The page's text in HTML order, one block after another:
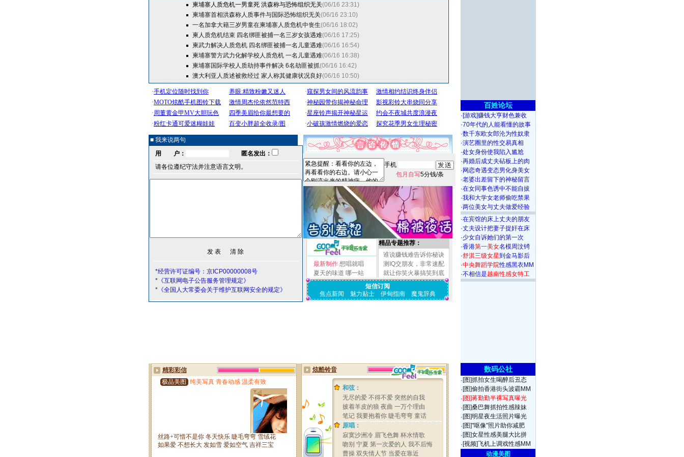
柬埔寨人质危机一男童死 洪森称与恐怖组织无关(06/16 23:31)
柬埔寨首相洪森称人质事件与国际恐怖组织无关(06/16 23:10)
一名加拿大籍三岁男童在柬埔寨人质危机中丧生(06/16 18:02)
柬人质危机结束 四名绑匪被捕一名三岁女孩遇难(06/16 17:25)
柬武力解决人质危机 四名绑匪被捕一名儿童遇难(06/16 16:54)
柬埔寨警方武力化解学校人质危机 一名儿童遇难(06/16 16:38)
柬埔寨国际学校人质劫持事件解决 6名劫匪被抓(06/16 16:42)
澳大利亚人质述被救经过 家人称其健康状况良好(06/16 10:50)
■ 我来说两句
用 户：
匿名发出：
请各位遵纪守法并注意语言文明。
*经营许可证编号：京ICP00000008号
*《互联网电子公告服务管理规定》
*《全国人大常委会关于维护互联网安全的规定》
手机
包月自写5分钱/条
最新制作 想唱就唱
夏天的味道 哪一站
精品专题推荐：
谁说赚钱难告诉你秘诀
测IQ交朋友，非常速配
就让你笑火暴搞笑到底
短信订阅
焦点新闻
魅力贴士 伊甸指南 魔鬼辞典
百姓论坛
· [游戏]赚钱大亨财色兼收
·70年代的人能看懂的故事
·数千东欧女郎沦为性奴隶
·演艺圈里的性交易真相
·处女身份使我陷入尴尬
·再婚后成丈夫砧板上的肉
· 网恋奇遇变态男化身美女
·老婆出差留下的神秘留言
·在女同事色诱中不能自拔
·我和大学女老师偷吃禁果
·两位美女与丈夫做爱经验
·在宾馆的床上丈夫的朋友
·丈夫设计把妻子捉奸在床
·少女自诉她们的第一次
·香港第一美女名模周汶锜
·舒淇三级女星到金马影后
·中央舞蹈学院性感黑衣MM
·不相信是越南性感女特工
数码公社
· [图]抓拍女生喝醉后丑态
· [图]偷拍香港街头波霸MM
·[图]蒋勤勤半裸写真曝光
· [图]桑巴舞抓拍性感辣妹
· [图]明星夜生活照片曝光
· [图]"呕像"照片助你减肥
· [图]女星性感美腿大比拼
· [视频]飞机上调戏性感MM
动漫美图